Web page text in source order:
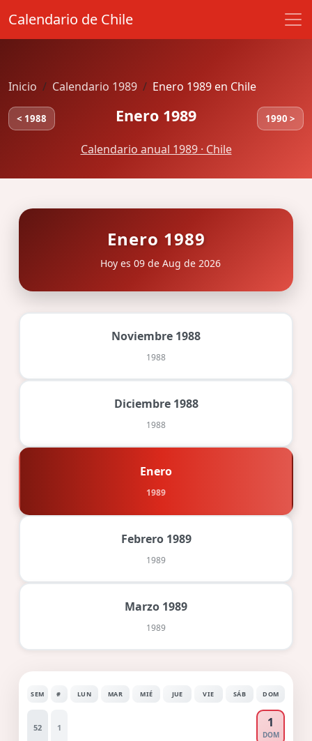
Calendario de Chile
Inicio Calendario 1989 Enero 1989 en Chile
< 1988 Enero 1989 1990 >
Calendario anual 1989 · Chile
Enero 1989
Hoy es 09 de Aug de 2026
Noviembre 1988
1988
Diciembre 1988
1988
Enero
1989
Febrero 1989
1989
Marzo 1989
1989
SEM # LUN MAR MIÉ JUE VIE SÁB DOM
52 1 1
DOM